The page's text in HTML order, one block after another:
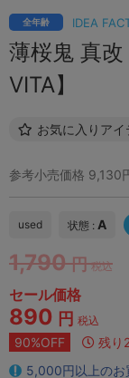
IDEA
全年齢
薄桜鬼 真
VITA】
お気に入りアイ
参考小売価格 9,130
used 状態 : A
1,790 円 税込
セール価格
890 円 税込
90%OFF 残り
5,000円以上のお